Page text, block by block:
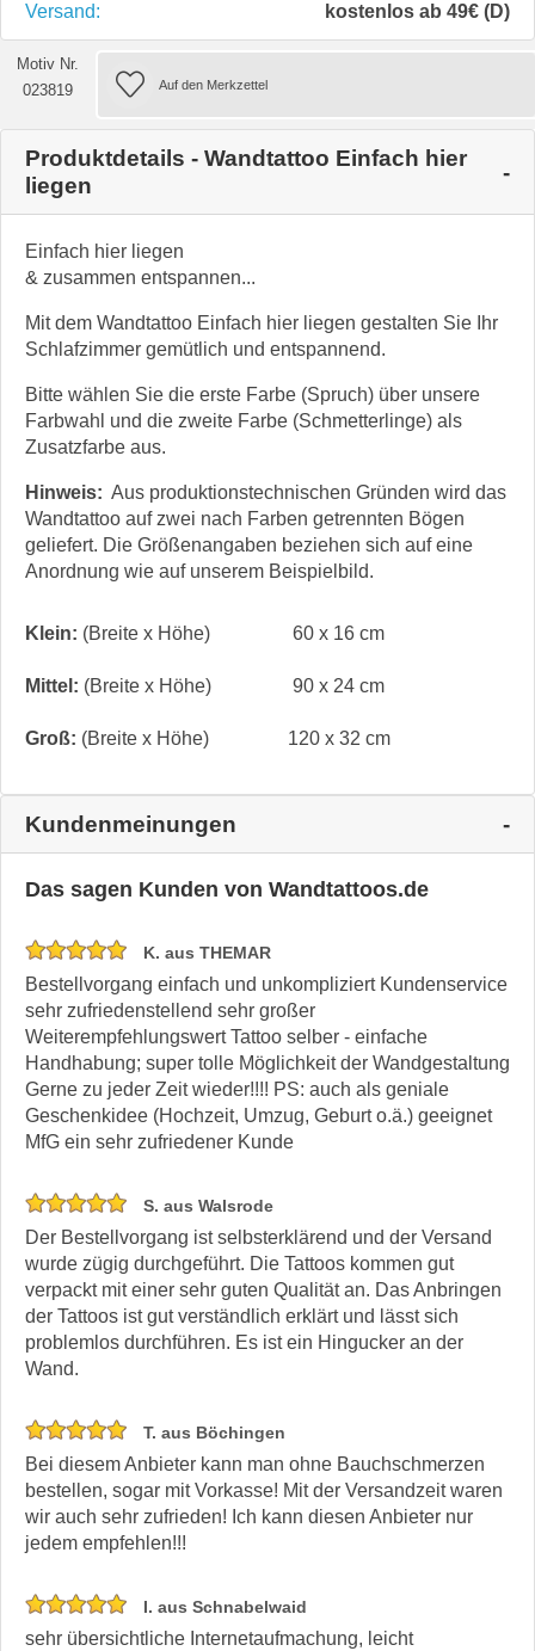
Versand:
kostenlos ab 49€ (D)
Motiv Nr.
023819
Produktdetails - Wandtattoo Einfach hier
liegen
Einfach hier liegen
& zusammen entspannen...
Mit dem Wandtattoo Einfach hier liegen gestalten Sie Ihr
Schlafzimmer gemütlich und entspannend.
Bitte wählen Sie die erste Farbe (Spruch) über unsere
Farbwahl und die zweite Farbe (Schmetterlinge) als
Zusatzfarbe aus.
Hinweis: Aus produktionstechnischen Gründen wird das
Wandtattoo auf zwei nach Farben getrennten Bögen
geliefert. Die Größenangaben beziehen sich auf eine
Anordnung wie auf unserem Beispielbild.
Klein: (Breite x Höhe) 60 x 16 cm
Mittel: (Breite x Höhe) 90 x 24 cm
Groß: (Breite x Höhe) 120 x 32 cm
Kundenmeinungen
Das sagen Kunden von Wandtattoos.de
K. aus THEMAR
Bestellvorgang einfach und unkompliziert Kundenservice
sehr zufriedenstellend sehr großer
Weiterempfehlungswert Tattoo selber - einfache
Handhabung; super tolle Möglichkeit der Wandgestaltung
Gerne zu jeder Zeit wieder!!!! PS: auch als geniale
Geschenkidee (Hochzeit, Umzug, Geburt o.ä.) geeignet
MfG ein sehr zufriedener Kunde
S. aus Walsrode
Der Bestellvorgang ist selbsterklärend und der Versand
wurde zügig durchgeführt. Die Tattoos kommen gut
verpackt mit einer sehr guten Qualität an. Das Anbringen
der Tattoos ist gut verständlich erklärt und lässt sich
problemlos durchführen. Es ist ein Hingucker an der
Wand.
T. aus Böchingen
Bei diesem Anbieter kann man ohne Bauchschmerzen
bestellen, sogar mit Vorkasse! Mit der Versandzeit waren
wir auch sehr zufrieden! Ich kann diesen Anbieter nur
jedem empfehlen!!!
I. aus Schnabelwaid
sehr übersichtliche Internetaufmachung, leicht